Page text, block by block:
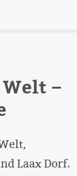
–
Laax Dorf.